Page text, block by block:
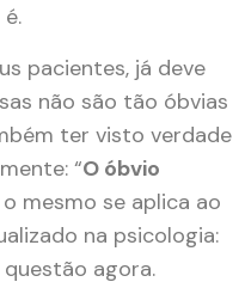
pacientes, já deve
não são tão óbvias
ter visto verdade
“O óbvio
o mesmo se aplica ao
na psicologia:
agora.